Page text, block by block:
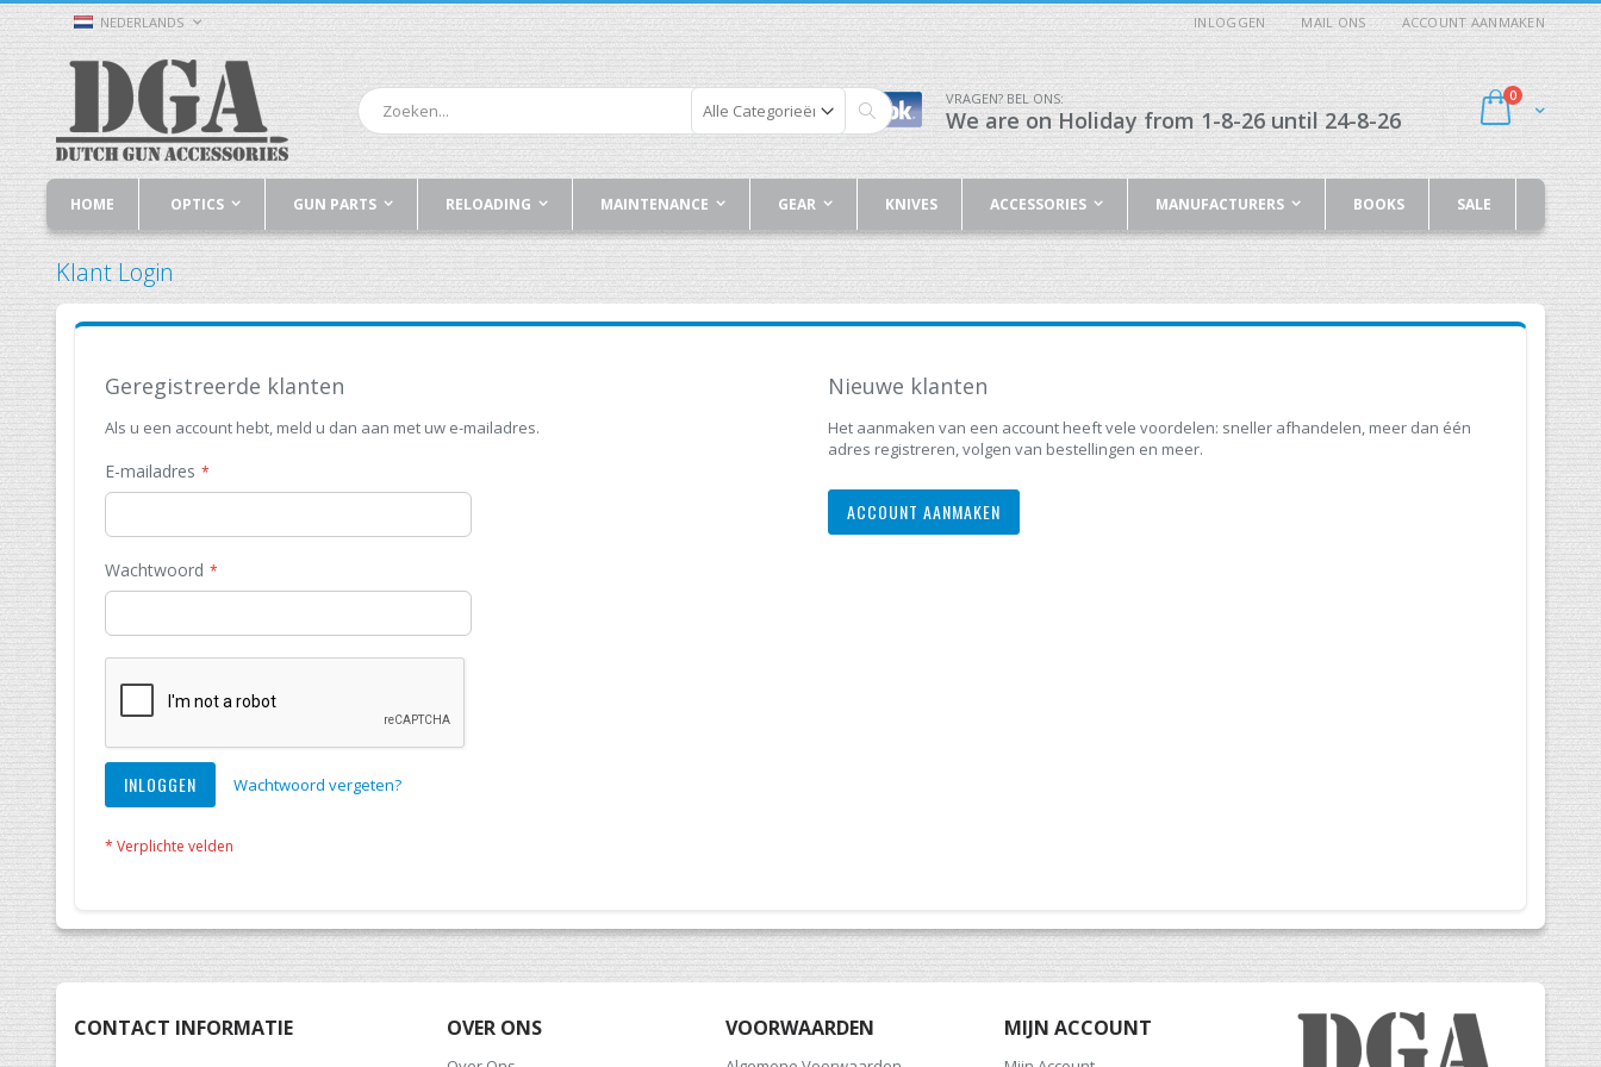
Ga
naar
de
inhoud
TAALNEDERLANDS INLOGGEN MAIL ONS ACCOUNT AANMAKEN
Cart
0producten
Zoek
Zoek
VRAGEN? BEL ONS:
We are on Holiday from 1-8-26 until 24-8-26
HOME OPTICS GUN PARTS RELOADING MAINTENANCE GEAR KNIVES ACCESSORIES MANUFACTURERS BOOKS SALE
Klant Login
Geregistreerde klanten
Als u een account hebt, meld u dan aan met uw e-mailadres.
E-mailadres
Wachtwoord
INLOGGEN Wachtwoord vergeten?
Nieuwe klanten
Het aanmaken van een account heeft vele voordelen: sneller afhandelen, meer dan één
adres registreren, volgen van bestellingen en meer.
ACCOUNT AANMAKEN
CONTACT INFORMATIE OVER ONS VOORWAARDEN MIJN ACCOUNT